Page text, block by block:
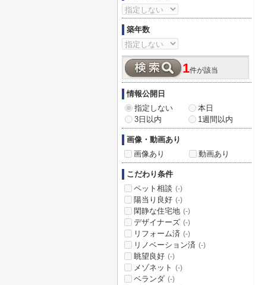
築年数
1件が該当
情報公開日
指定しない
本日
3日以内
1週間以内
画像・動画あり
画像あり
動画あり
こだわり条件
ペット相談 (-)
陽当り良好 (-)
閑静な住宅地 (-)
デザイナーズ (-)
リフォーム済 (-)
リノベーション済 (-)
眺望良好 (-)
メゾネット (-)
ベランダ (-)